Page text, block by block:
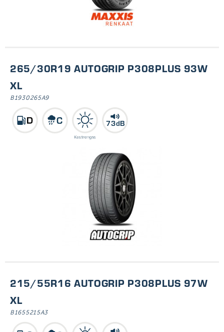
265/30R19 AUTOGRIP P308PLUS 93W
XL
B1930265A9
73dB
215/55R16 AUTOGRIP P308PLUS 97W
XL
B1655215A3